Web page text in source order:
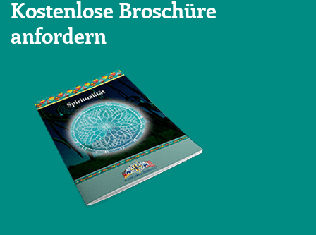
Kostenlose Broschüre
anfordern